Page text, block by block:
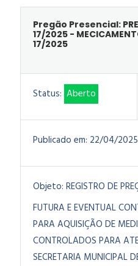
Pregão Presencial:
17/2025 -
17/2025
Status: Aberto
Publicado em: 22/04/2025
Objeto: REGISTRO DE
FUTURA E EVENTUAL
PARA AQUISIÇÃO DE
CONTROLADOS PARA
SECRETARIA MUNICIPAL